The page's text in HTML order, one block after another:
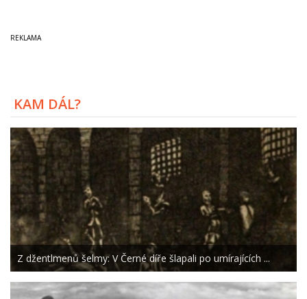
KAM DÁL?
Z džentlmenů šelmy: V Černé díře šlapali po umírajících ...